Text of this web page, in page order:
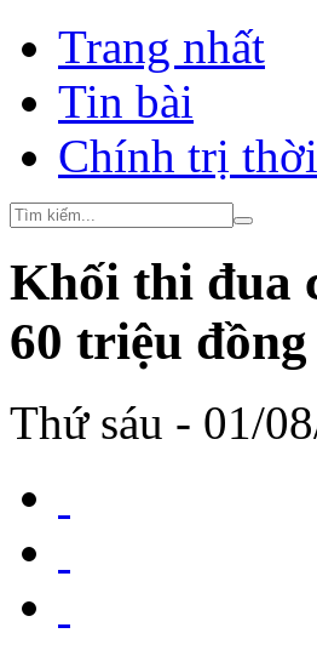
Trang nhất
Tin bài
Chính trị
Khối thi đua
60 triệu
Thứ sáu - 01/